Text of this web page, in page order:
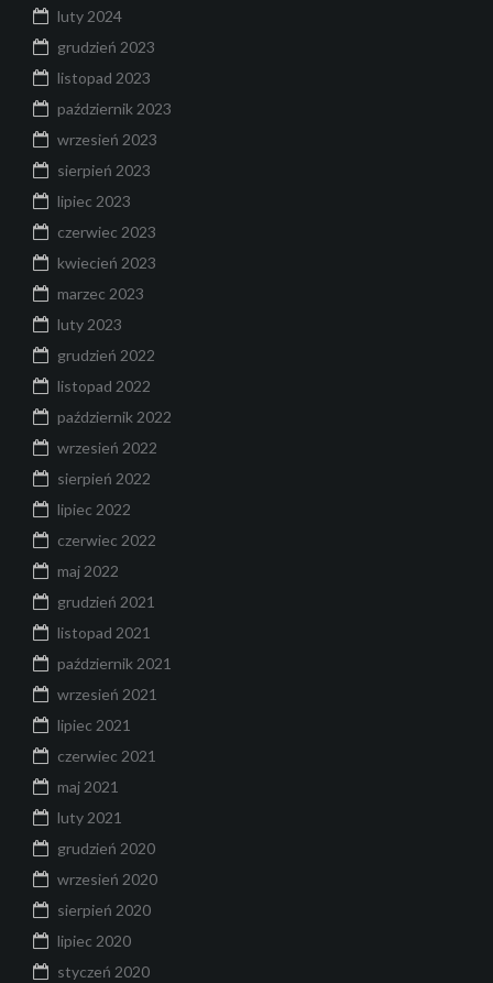
luty 2024
grudzień 2023
listopad 2023
październik 2023
wrzesień 2023
sierpień 2023
lipiec 2023
czerwiec 2023
kwiecień 2023
marzec 2023
luty 2023
grudzień 2022
listopad 2022
październik 2022
wrzesień 2022
sierpień 2022
lipiec 2022
czerwiec 2022
maj 2022
grudzień 2021
listopad 2021
październik 2021
wrzesień 2021
lipiec 2021
czerwiec 2021
maj 2021
luty 2021
grudzień 2020
wrzesień 2020
sierpień 2020
lipiec 2020
styczeń 2020